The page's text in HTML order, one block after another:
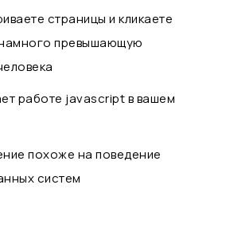
страницы и кликаете
превышающую
работе javascript в вашем
похоже на поведение
систем